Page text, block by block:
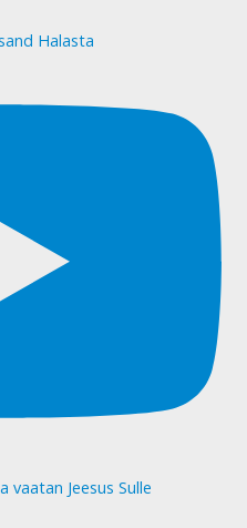
Halasta
vaatan Jeesus Sulle